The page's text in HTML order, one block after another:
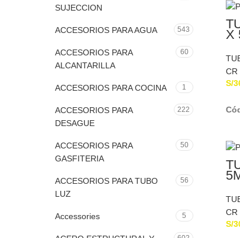
SUJECCION
ACCESORIOS PARA AGUA 543
ACCESORIOS PARA
ALCANTARILLA
60
ACCESORIOS PARA COCINA 1
ACCESORIOS PARA
DESAGUE
222
ACCESORIOS PARA
GASFITERIA
50
ACCESORIOS PARA TUBO
LUZ
56
Accessories 5
X
CR
S/
CR
S/